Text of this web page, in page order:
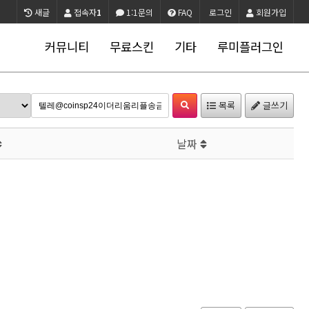
회원가입
로그인
FAQ
1:1문의
접속자1
새글
커뮤니티 무료스킨 기타 루미플러그인
목록 글쓰기
날짜